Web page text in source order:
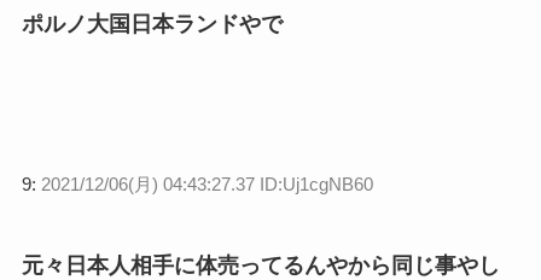
ポルノ大国日本ランドやで
9: 2021/12/06(月) 04:43:27.37 ID:Uj1cgNB60
元々日本人相手に体売ってるんやから同じ事やし